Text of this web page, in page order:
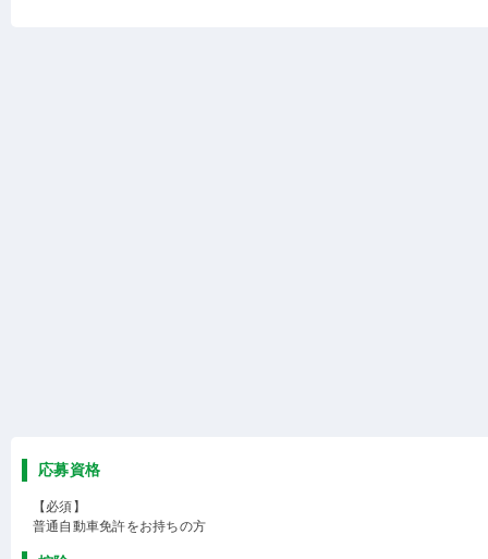
応募資格
【必須】
普通自動車免許をお持ちの方